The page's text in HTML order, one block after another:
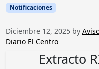
Notificaciones
Diciembre 12, 2025 by
Diario El Centro
Extracto